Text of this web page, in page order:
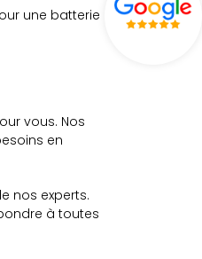
une batterie
vous. Nos
en
nos experts.
à toutes